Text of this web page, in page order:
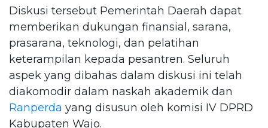
Diskusi tersebut Pemerintah Daerah dapat
memberikan dukungan finansial, sarana,
prasarana, teknologi, dan pelatihan
keterampilan kepada pesantren. Seluruh
aspek yang dibahas dalam diskusi ini telah
diakomodir dalam naskah akademik dan
Ranperda yang disusun oleh komisi IV DPRD
Kabupaten Wajo.